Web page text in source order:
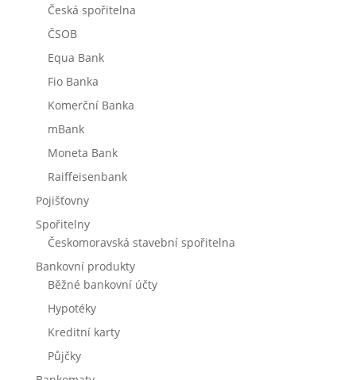
Česká spořitelna
ČSOB
Equa Bank
Fio Banka
Komerční Banka
mBank
Moneta Bank
Raiffeisenbank
Pojišťovny
Spořitelny
Českomoravská stavební spořitelna
Bankovní produkty
Běžné bankovní účty
Hypotéky
Kreditní karty
Půjčky